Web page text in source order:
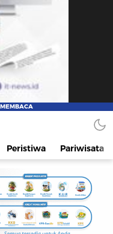
Peristiwa Pariwisata